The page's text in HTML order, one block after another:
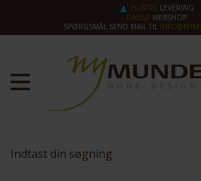
HURTIG LEVERING
DANSKWEBSHOP
SPØRGSMÅL SEND MAIL TIL